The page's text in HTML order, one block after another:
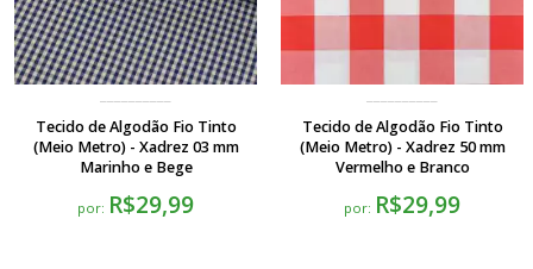
Tecido de Algodão Fio Tinto
(Meio Metro) - Xadrez 03 mm
Marinho e Bege
por: R$29,99
Tecido de Algodão Fio Tinto
(Meio Metro) - Xadrez 50 mm
Vermelho e Branco
por: R$29,99